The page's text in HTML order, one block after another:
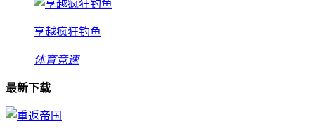
享越疯狂钓鱼
体育竞速
最新下载